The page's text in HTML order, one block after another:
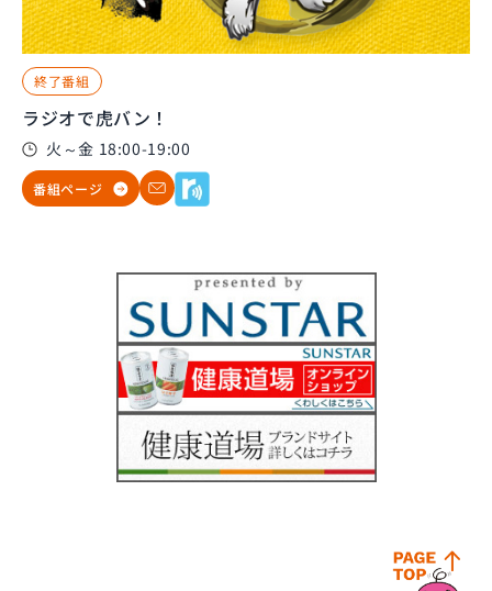
終了番組
ラジオで虎バン！
火～金 18:00-19:00
番組ページ